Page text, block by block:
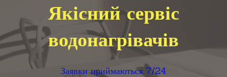
Якісний сервіс
водонагрівачів
Заявки приймаються 7/24